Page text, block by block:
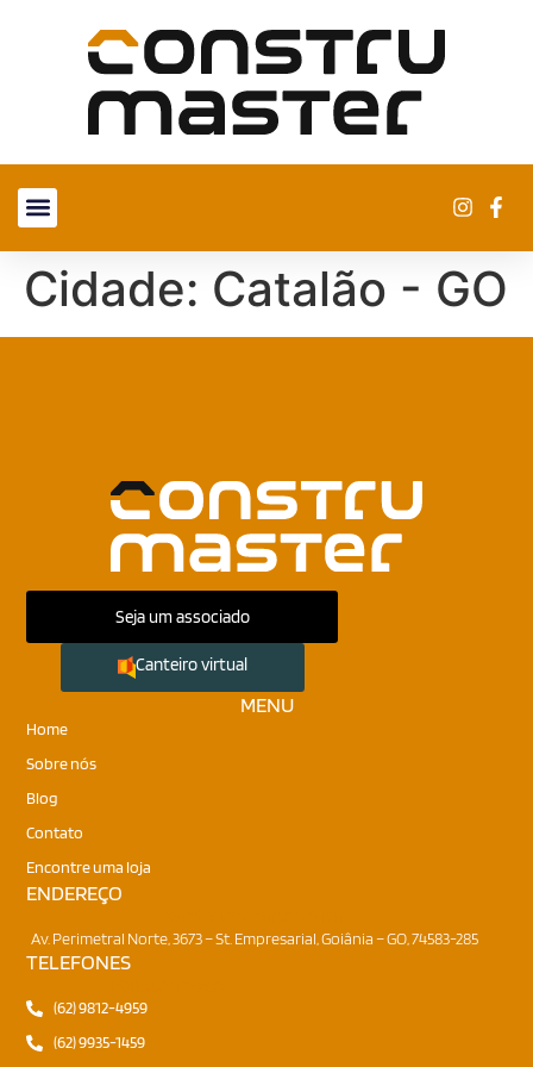
Cidade: Catalão - GO
Seja um associado
Canteiro virtual
MENU
Home
Sobre nós
Blog
Contato
Encontre uma loja
ENDEREÇO
Av. Perimetral Norte, 3673 – St. Empresarial, Goiânia – GO, 74583-285
TELEFONES
(62) 9812-4959
(62) 9935-1459